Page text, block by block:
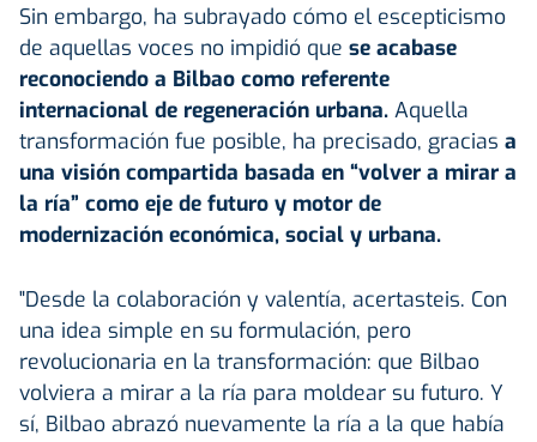
Sin embargo, ha subrayado cómo el escepticismo
de aquellas voces no impidió que se acabase
reconociendo a Bilbao como referente
internacional de regeneración urbana. Aquella
transformación fue posible, ha precisado, gracias a
una visión compartida basada en “volver a mirar a
la ría” como eje de futuro y motor de
modernización económica, social y urbana.
"Desde la colaboración y valentía, acertasteis. Con
una idea simple en su formulación, pero
revolucionaria en la transformación: que Bilbao
volviera a mirar a la ría para moldear su futuro. Y
sí, Bilbao abrazó nuevamente la ría a la que había